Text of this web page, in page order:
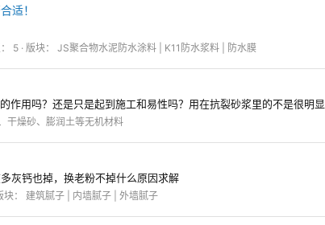
适！
5 版块： JS聚合物水泥防水涂料 | K11防水浆料 | 防水膜
作用吗？还是只是起到施工和易性吗？用在抗裂砂浆里的不是很明显
干燥砂、膨润土等无机材料
灰钙也掉，换老粉不掉什么原因求解
块： 建筑腻子 | 内墙腻子 | 外墙腻子